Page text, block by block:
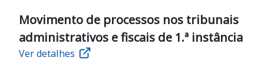
Movimento de processos nos tribunais
administrativos e fiscais de 1.ª instância
Ver detalhes